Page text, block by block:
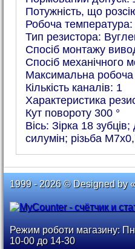
Потужність, що
Робоча
Тип резистора:
Спосіб монтажу
Спосіб механічного
Максимальна робоча
Кількість каналів: 1
Характеристика
Кут повороту 300 °
Вісь: Зірка 18
силумін; різьба
1999 - 2026 © Designed by
Режим роботи магазину:
10-00 до 14-30